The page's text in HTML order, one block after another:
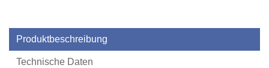
Produktbeschreibung
Technische Daten